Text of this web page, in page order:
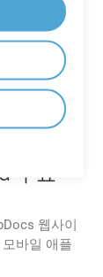
API에
?
PHP,
프로그래
과 쉽게 통
무료
웹사이
바일 애플